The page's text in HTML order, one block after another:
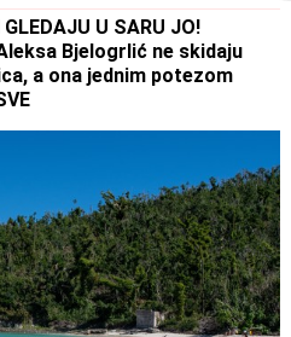
U SARU JO!
Bjelogrlić ne skidaju
a ona jednim potezom